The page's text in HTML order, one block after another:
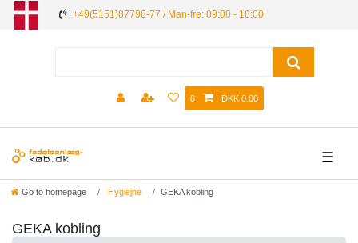
+49(5151)87798-77 / Man-fre: 09:00 - 18:00
0 DKK 0.00
☰
Go to homepage Hygiejne GEKA kobling
GEKA kobling